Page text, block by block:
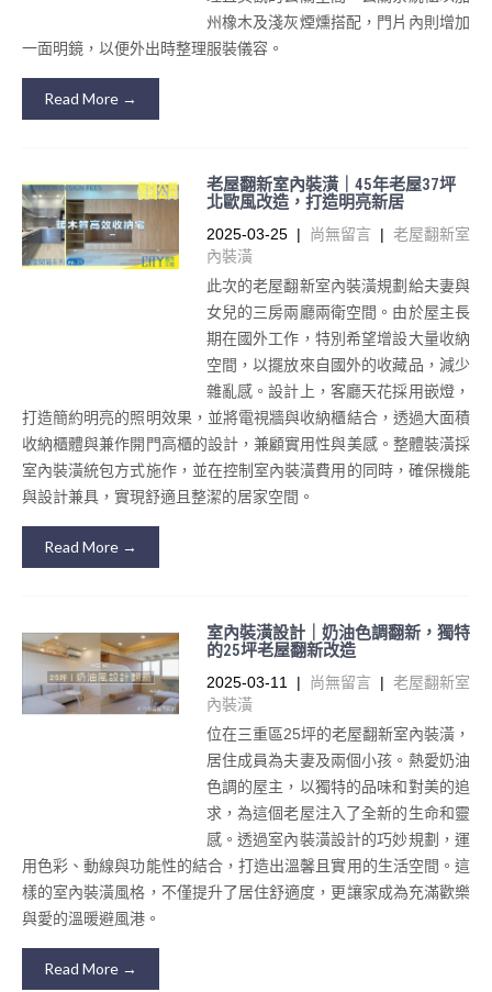
州橡木及淺灰煙燻搭配，門片內則增加
一面明鏡，以便外出時整理服裝儀容。
Read More →
老屋翻新室內裝潢｜45年老屋37坪
北歐風改造，打造明亮新居
2025-03-25 | 尚無留言 | 老屋翻新室
內裝潢
此次的老屋翻新室內裝潢規劃給夫妻與
女兒的三房兩廳兩衛空間。由於屋主長
期在國外工作，特別希望增設大量收納
空間，以擺放來自國外的收藏品，減少
雜亂感。設計上，客廳天花採用嵌燈，
打造簡約明亮的照明效果，並將電視牆與收納櫃結合，透過大面積
收納櫃體與兼作開門高櫃的設計，兼顧實用性與美感。整體裝潢採
室內裝潢統包方式施作，並在控制室內裝潢費用的同時，確保機能
與設計兼具，實現舒適且整潔的居家空間。
Read More →
室內裝潢設計｜奶油色調翻新，獨特
的25坪老屋翻新改造
2025-03-11 | 尚無留言 | 老屋翻新室
內裝潢
位在三重區25坪的老屋翻新室內裝潢，
居住成員為夫妻及兩個小孩。熱愛奶油
色調的屋主，以獨特的品味和對美的追
求，為這個老屋注入了全新的生命和靈
感。透過室內裝潢設計的巧妙規劃，運
用色彩、動線與功能性的結合，打造出溫馨且實用的生活空間。這
樣的室內裝潢風格，不僅提升了居住舒適度，更讓家成為充滿歡樂
與愛的溫暖避風港。
Read More →